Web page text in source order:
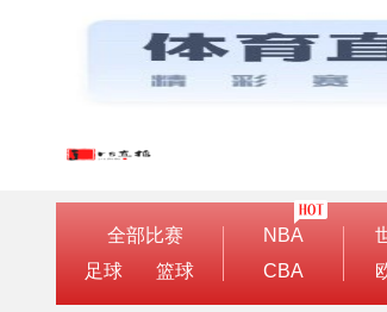
全部比赛
足球
篮球
NBA
CBA